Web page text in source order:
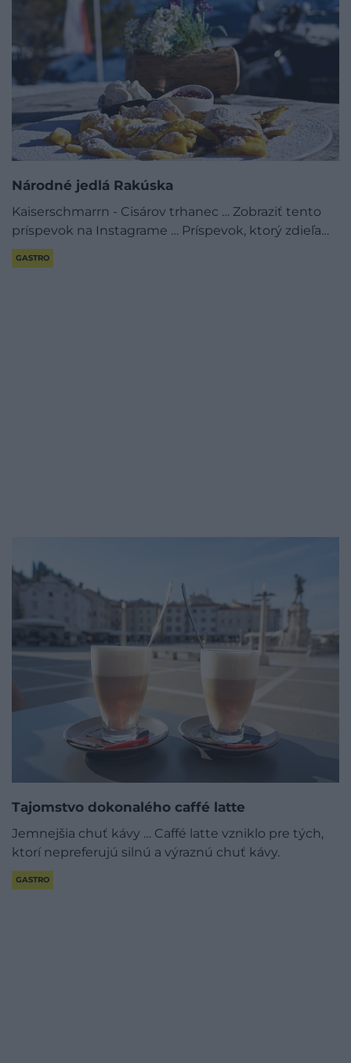
Národné jedlá Rakúska
Kaiserschmarrn - Cisárov trhanec … Zobraziť tento
príspevok na Instagrame … Príspevok, ktorý zdieľa…
GASTRO
Tajomstvo dokonalého caffé latte
Jemnejšia chuť kávy … Caffé latte vzniklo pre tých,
ktorí nepreferujú silnú a výraznú chuť kávy.
GASTRO